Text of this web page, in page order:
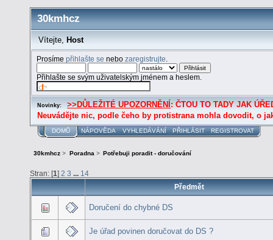
30kmhcz
Vítejte, Host
Prosímepřihlašte se nebozaregistrujte
Přihlašte se svým uživatelským jménem a heslem.
Novinky: >>DŮLEŽITÉ UPOZORNĚNÍ : ČTOU TO TADY JAK
Neuvádějte nic, podle čeho by protistrana mohla dovodit, o
DOMŮ NÁPOVĚDA VYHLEDÁVÁNÍ PŘIHLÁSIT REGISTROVAT
30kmhcz > Poradna> Potřebuji poradit - doručování
Stran: [1] 2 3 ... 14
Předmět
Doručení do chybné DS
Je úřad povinen doručovat do DS ?